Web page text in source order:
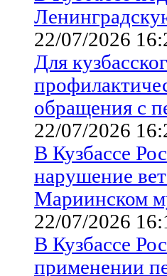
22/07/2026
Для
обращения с
22/07/2026
В Кузбассе
нарушение
Мариинском
22/07/2026
В Кузбассе
применении